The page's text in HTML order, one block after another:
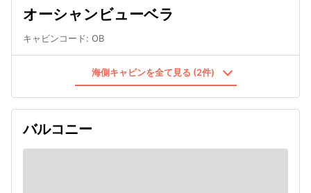
オーシャンビューベラ
キャビンコード: OB
海側キャビンを全て見る (2件)
バルコニー